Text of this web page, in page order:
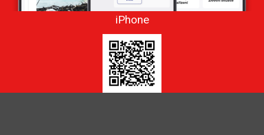
iPhone